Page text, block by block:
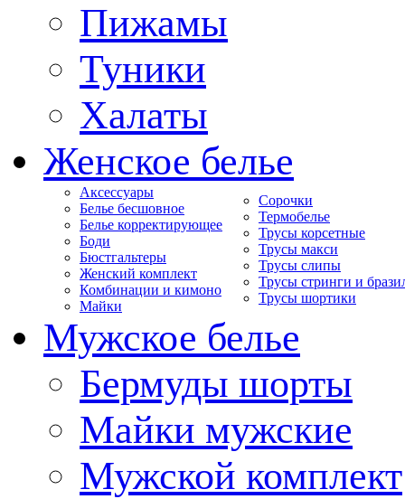
Пижамы
Туники
Халаты
Женское белье
Аксессуары
Белье бесшовное
Белье корректирующее
Боди
Бюстгальтеры
Женский комплект
Комбинации и кимоно
Майки
Сорочки
Термобелье
Трусы корсетные
Трусы макси
Трусы слипы
Трусы стринги и
Трусы шортики
Мужское белье
Бермуды шорты
Майки мужские
Мужской комплект